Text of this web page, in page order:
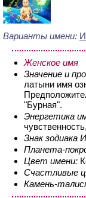
Варианты имени:
Женское имя
Значение и
латыни имя
"Бурная".
Энергетика
Знак зодиака
Планета-
Цвет имени:
Счастливые
Камень-